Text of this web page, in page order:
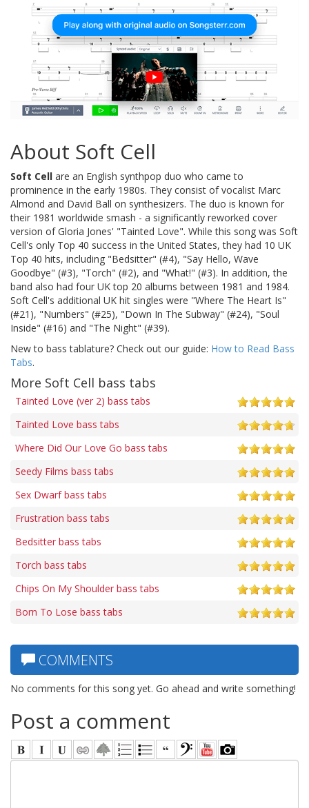
About Soft Cell
Soft Cell are an English synthpop duo who came to
prominence in the early 1980s. They consist of vocalist Marc
Almond and David Ball on synthesizers. The duo is known for
their 1981 worldwide smash - a significantly reworked cover
version of Gloria Jones' "Tainted Love". While this song was Soft
Cell's only Top 40 success in the United States, they had 10 UK
Top 40 hits, including "Bedsitter" (#4), "Say Hello, Wave
Goodbye" (#3), "Torch" (#2), and "What!" (#3). In addition, the
band also had four UK top 20 albums between 1981 and 1984.
Soft Cell's additional UK hit singles were "Where The Heart Is"
(#21), "Numbers" (#25), "Down In The Subway" (#24), "Soul
Inside" (#16) and "The Night" (#39).
New to bass tablature? Check out our guide: How to Read Bass
Tabs.
More Soft Cell bass tabs
Tainted Love (ver 2) bass tabs
Tainted Love bass tabs
Where Did Our Love Go bass tabs
Seedy Films bass tabs
Sex Dwarf bass tabs
Frustration bass tabs
Bedsitter bass tabs
Torch bass tabs
Chips On My Shoulder bass tabs
Born To Lose bass tabs
COMMENTS
No comments for this song yet. Go ahead and write something!
Post a comment